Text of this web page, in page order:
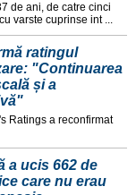
de ani, de catre cinci
varste cuprinse int ...
ratingul
"Continuarea
și a
Ratings a reconfirmat
a ucis 662 de
care nu erau